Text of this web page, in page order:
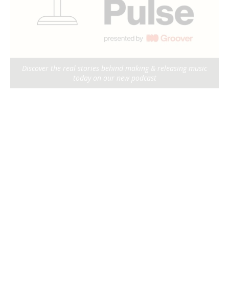
Discover the real stories behind making & releasing music
today on our new podcast